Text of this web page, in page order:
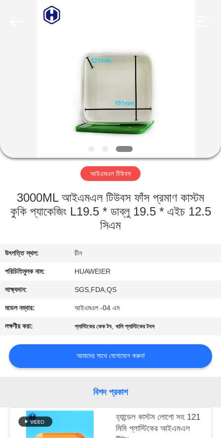
কারখানা
গুণমান
আমাদের
সাথে
যোগাযোগ
খবর
মামলা
একটি
আইএমএল টিউবস
3000ML আইএমএল টিউবস ফাঁস প্রমাণ কাস্টম
কুকি প্যাকেজিং L19.5 * ডাব্লু 19.5 * এইচ 12.5
সিএম
উৎপত্তি স্থল: চীন
পরিচিতিমুলক নাম: HUAWEIER
সাক্ষ্যদান: SGS,FDA,QS
মডেল নম্বার: আইএমএল -04 এম
লক্ষণীয় করা: প্লাস্টিকের কেক টব,খালি প্লাস্টিকের টবস
আমাদের সাথে যোগাযোগ করুন!
বিশদ প্রকাশ
হ্যান্ডেল কাস্টম লোগো সহ 121
মিমি প্লাস্টিকের আইএমএল